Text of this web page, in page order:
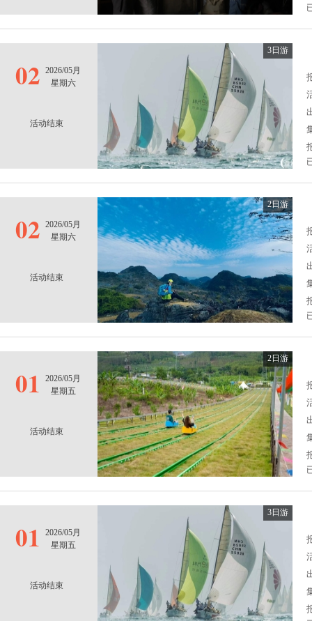
02 2026/05月
星期六
活动结束
3日游
02 2026/05月
星期六
活动结束
2日游
01
2026/05月
星期五
活动结束
2日游
01
2026/05月
星期五
活动结束
3日游